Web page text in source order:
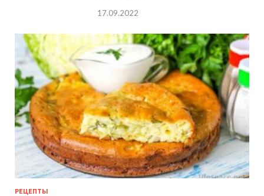
17.09.2022
РЕЦЕПТЫ